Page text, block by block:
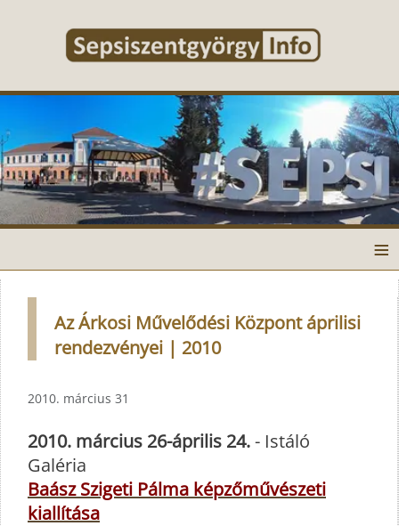
≡
Az Árkosi Művelődési Központ áprilisi
rendezvényei | 2010
2010. március 31
2010. március 26-április 24.- Istáló
Galéria
Baász Szigeti Pálma képzőművészeti
kiallítása